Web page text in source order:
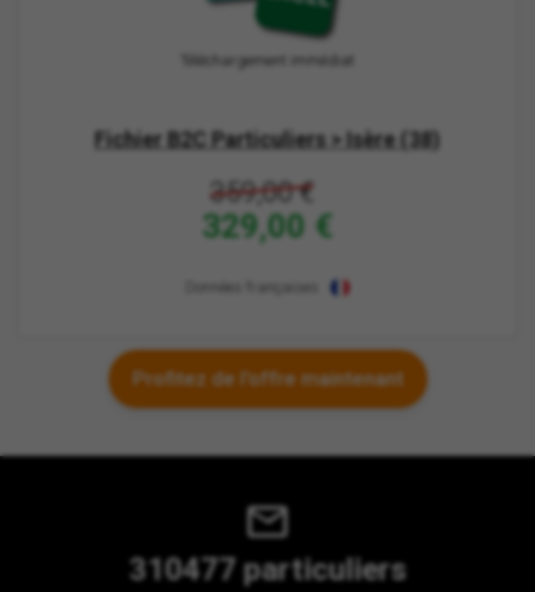
Téléchargement immédiat
Fichier B2C Particuliers > Isère (38)
359,00 €
329,00 €
Profitez de l'offre maintenant
310477 particuliers